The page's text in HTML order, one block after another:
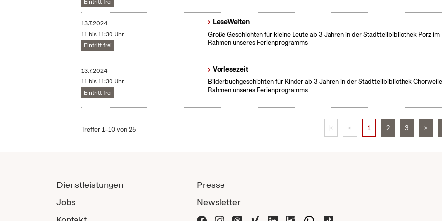
Eintritt frei
13.7.2024
11 bis 11:30 Uhr
Eintritt frei
LeseWelten
Große Geschichten für kleine Leute ab 3 Jahren in der Stadtteilbibliothek Porz im
Rahmen unseres Ferienprogramms
13.7.2024
11 bis 11:30 Uhr
Eintritt frei
Vorlesezeit
Bilderbuchgeschichten für Kinder ab 3 Jahren in der Stadtteilbibliothek
Rahmen unseres Ferienprogramms
Treffer 1–10 von 25 |< < 1 2 3 >
Dienstleistungen
Jobs
Presse
Newsletter